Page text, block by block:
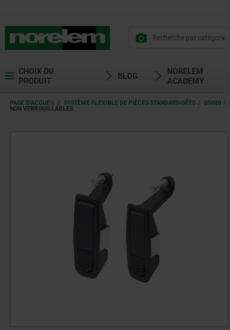
CHOIX DU
PRODUIT
BLOG
NORELEM
ACADEMY
PAGE D’ACCUEIL SYSTÈME FLEXIBLE DE PIÈCES STANDARDISÉES 05000
NON VERROUILLABLES